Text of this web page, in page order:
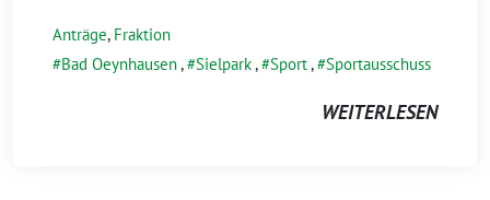
Anträge, Fraktion
Bad Oeynhausen, Sielpark, Sport, Sportausschuss
WEITERLESEN